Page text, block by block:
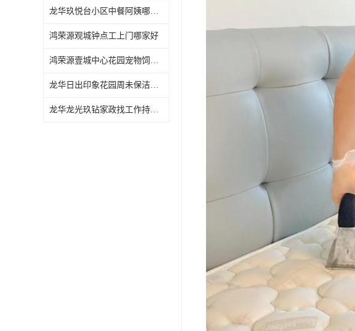
龙华玖悦台小区中餐阿姨哪家好
鸿荣源观城钟点工上门哪家好
鸿荣源壹城中心花园宠物饲养上门服务哪家好
龙华日出印象花园周未保洁持证上岗
龙华龙光玖钻家政找工作持证上岗